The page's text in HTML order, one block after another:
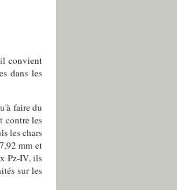
convient
dans les
faire du
contre les
les chars
mm et
Pz-IV, ils
sur les